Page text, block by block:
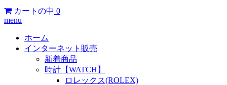
カートの中 0
menu
ホーム
インターネット販売
新着商品
時計【WATCH】
ロレックス(ROLEX)